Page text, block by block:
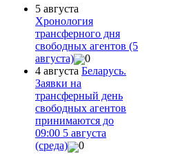
5 августа
Хронология
трансферного дня
свободных агентов (5
августа)
0
4 августа Беларусь.
Заявки на
трансферный день
свободных агентов
принимаются до
09:00 5 августа
(среда)
0